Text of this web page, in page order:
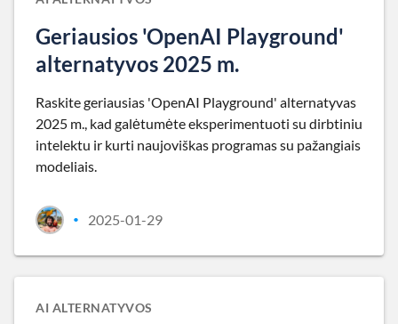
Geriausios 'OpenAI Playground'
alternatyvos 2025 m.
Raskite geriausias 'OpenAI Playground' alternatyvas
2025 m., kad galėtumėte eksperimentuoti su dirbtiniu
intelektu ir kurti naujoviškas programas su pažangiais
modeliais.
• 2025-01-29
AI ALTERNATYVOS